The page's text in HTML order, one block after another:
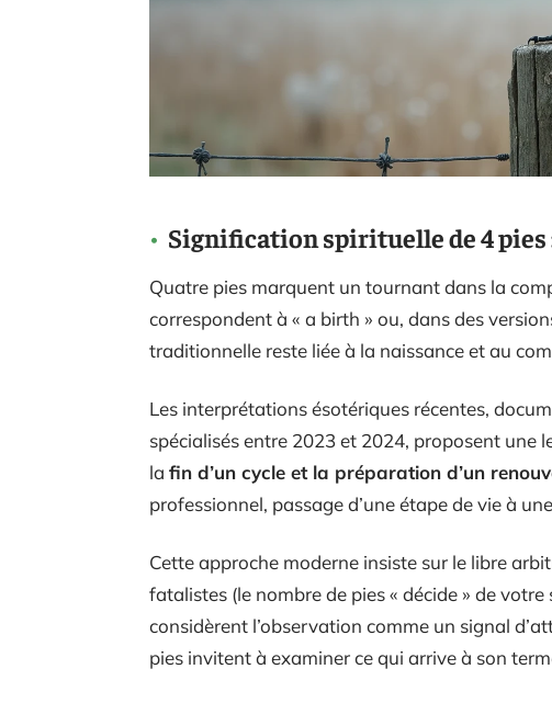
Signification spirituelle de 4 pies
Quatre pies marquent un tournant dans la
correspondent à « a birth » ou, dans des
traditionnelle reste liée à la naissance et au
Les interprétations ésotériques récentes,
spécialisés entre 2023 et 2024, proposent une
la fin d’un cycle et la préparation d’un
professionnel, passage d’une étape de vie à
Cette approche moderne insiste sur le libre
fatalistes (le nombre de pies « décide » de
considèrent l’observation comme un signal
pies invitent à examiner ce qui arrive à son